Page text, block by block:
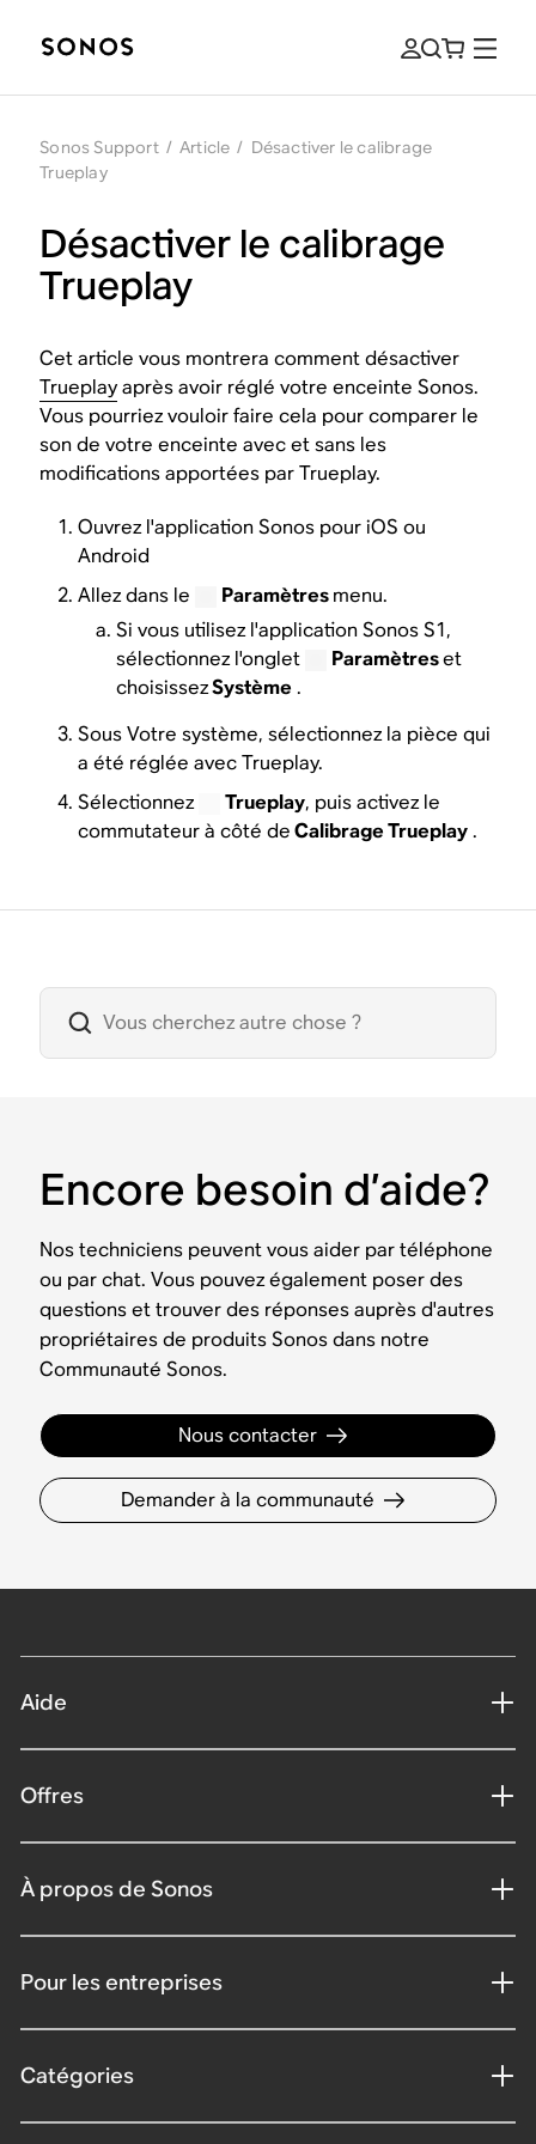
Sonos Support / Article / Désactiver le calibrage
Trueplay
Désactiver le calibrage
Trueplay
Cet article vous montrera comment désactiver
Trueplayaprès avoir réglé votre enceinte Sonos.
Vous pourriez vouloir faire cela pour comparer le
son de votre enceinte avec et sans les
modifications apportées par Trueplay.
Ouvrez l'application Sonos pour iOS ou
Android
Allez dans le
Paramètresmenu.
Si vous utilisez l'application Sonos S1,
sélectionnez l'onglet
Paramètreset
choisissezSystème .
Sous Votre système, sélectionnez la pièce qui
a été réglée avec Trueplay.
Sélectionnez
Trueplay, puis activez le
commutateur à côté deCalibrage Trueplay.
Encore besoin d’aide?
Nos techniciens peuvent vous aider par téléphone
ou par chat. Vous pouvez également poser des
questions et trouver des réponses auprès d'autres
propriétaires de produits Sonos dans notre
Communauté Sonos.
Nous contacter
Demander à la communauté
Aide
Offres
À propos de Sonos
Pour les entreprises
Catégories